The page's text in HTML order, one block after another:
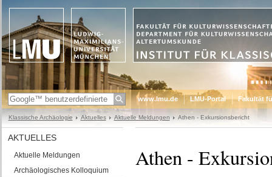
www.lmu.de LMU-Portal Fakultät
Klassische Archäologie Aktuelles Aktuelle Meldungen Athen - Exkursionsbericht
AKTUELLES
Aktuelle Meldungen
Archäologisches Kolloquium
Athen -